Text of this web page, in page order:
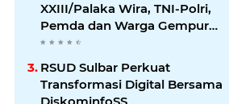
XXIII/Palaka Wira, TNI-Polri,
Pemda dan Warga Gempur
Sampah di Pantai Bahari
RSUD Sulbar Perkuat
Transformasi Digital Bersama